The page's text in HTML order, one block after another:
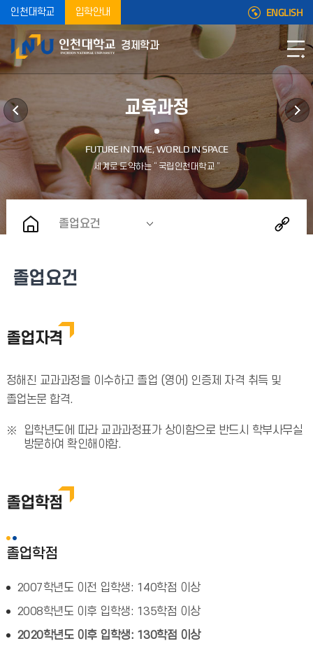
인천대학교 입학안내 ENGLISH
경제학과
교육과정
졸업요건
졸업요건
졸업자격
정해진 교과과정을 이수하고 졸업 (영어) 인증제 자격 취득 및
졸업논문 합격.
입학년도에 따라 교과과정표가 상이함으로 반드시 학부사무실
방문하여 확인해야함.
졸업학점
졸업학점
2007학년도 이전 입학생: 140학점 이상
2008학년도 이후 입학생: 135학점 이상
2020학년도 이후 입학생: 130학점 이상